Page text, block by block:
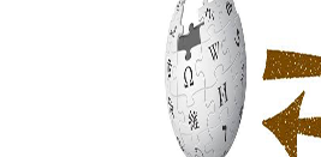
من الدين والفلسفة.
حيواني يتكون في البحر ويتركب